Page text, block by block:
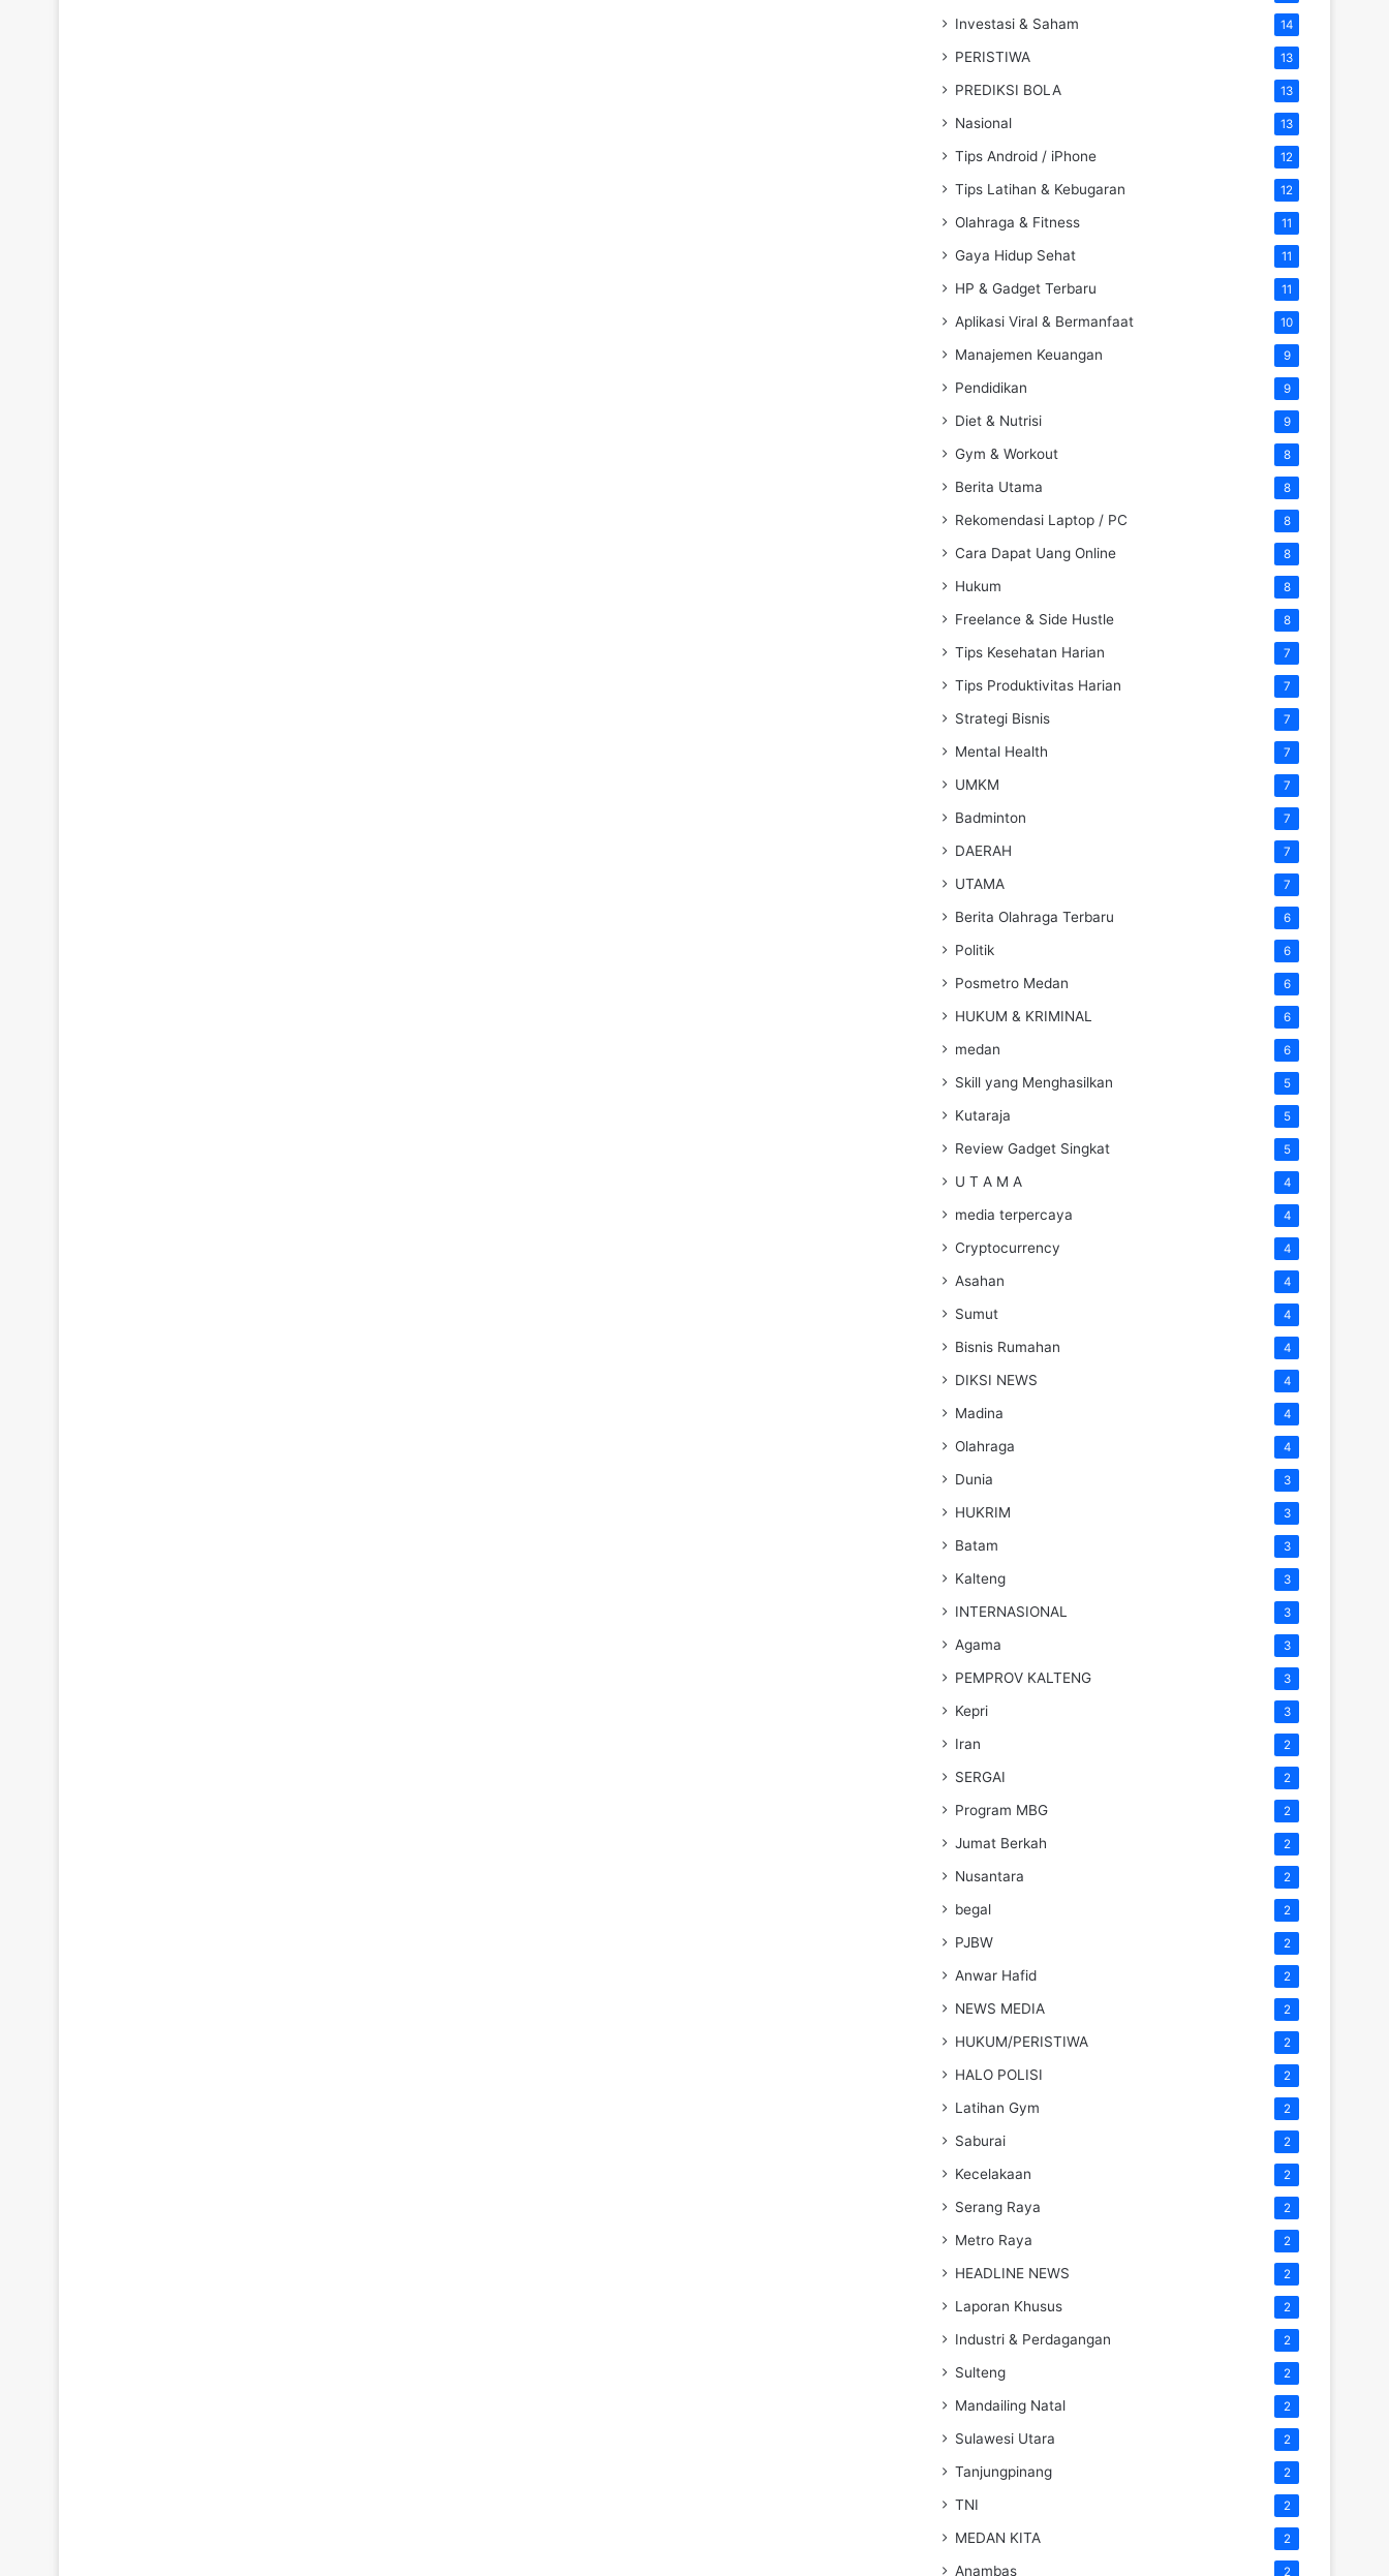
Investasi & Saham 14
PERISTIWA 13
PREDIKSI BOLA 13
Nasional 13
Tips Android / iPhone 12
Tips Latihan & Kebugaran 12
Olahraga & Fitness 11
Gaya Hidup Sehat 11
HP & Gadget Terbaru 11
Aplikasi Viral & Bermanfaat 10
Manajemen Keuangan 9
Pendidikan 9
Diet & Nutrisi 9
Gym & Workout 8
Berita Utama 8
Rekomendasi Laptop / PC 8
Cara Dapat Uang Online 8
Hukum 8
Freelance & Side Hustle 8
Tips Kesehatan Harian 7
Tips Produktivitas Harian 7
Strategi Bisnis 7
Mental Health 7
UMKM 7
Badminton 7
DAERAH 7
UTAMA 7
Berita Olahraga Terbaru 6
Politik 6
Posmetro Medan 6
HUKUM & KRIMINAL 6
medan 6
Skill yang Menghasilkan 5
Kutaraja 5
Review Gadget Singkat 5
U T A M A 4
media terpercaya 4
Cryptocurrency 4
Asahan 4
Sumut 4
Bisnis Rumahan 4
DIKSI NEWS 4
Madina 4
Olahraga 4
Dunia 3
HUKRIM 3
Batam 3
Kalteng 3
INTERNASIONAL 3
Agama 3
PEMPROV KALTENG 3
Kepri 3
Iran 2
SERGAI 2
Program MBG 2
Jumat Berkah 2
Nusantara 2
begal 2
PJBW 2
Anwar Hafid 2
NEWS MEDIA 2
HUKUM/PERISTIWA 2
HALO POLISI 2
Latihan Gym 2
Saburai 2
Kecelakaan 2
Serang Raya 2
Metro Raya 2
HEADLINE NEWS 2
Laporan Khusus 2
Industri & Perdagangan 2
Sulteng 2
Mandailing Natal 2
Sulawesi Utara 2
Tanjungpinang 2
TNI 2
MEDAN KITA 2
Anambas 2